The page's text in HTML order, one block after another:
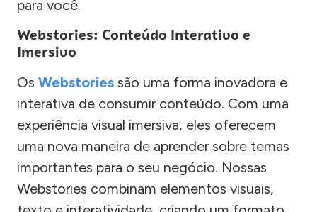
para você.
Webstories: Conteúdo Interativo e
Imersivo
Os Webstories são uma forma inovadora e
interativa de consumir conteúdo. Com uma
experiência visual imersiva, eles oferecem
uma nova maneira de aprender sobre temas
importantes para o seu negócio. Nossas
Webstories combinam elementos visuais,